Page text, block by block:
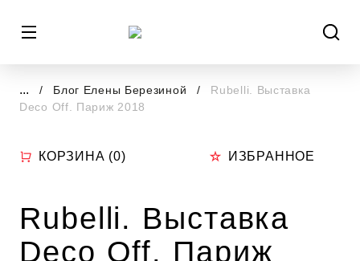
... Блог Елены Березиной
Rubelli. Выставка
Deco Off. Париж 2018
КОРЗИНА (0) ИЗБРАННОЕ
Rubelli. Выставка
Deco Off. Париж